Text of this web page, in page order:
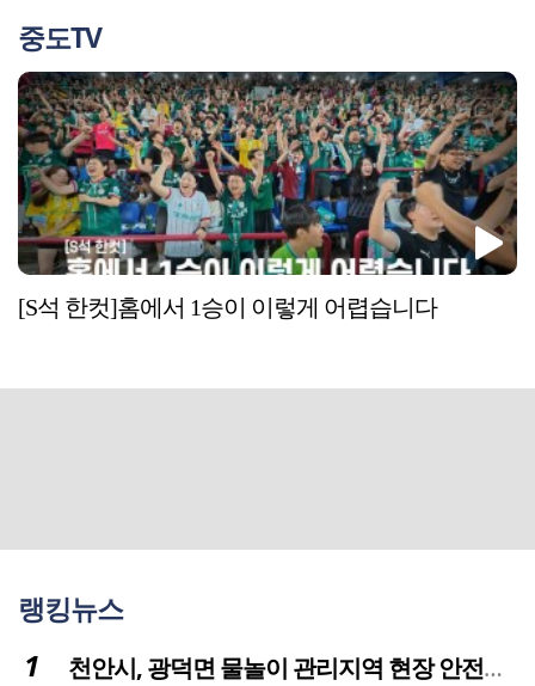
중도TV
[S석 한컷]홈에서 1승이 이렇게 어렵습니다
랭킹뉴스
천안시, 광덕면 물놀이 관리지역 현장 안전점검 실시